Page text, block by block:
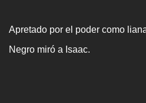
Apretado por el poder como
Negro miró a Isaac.